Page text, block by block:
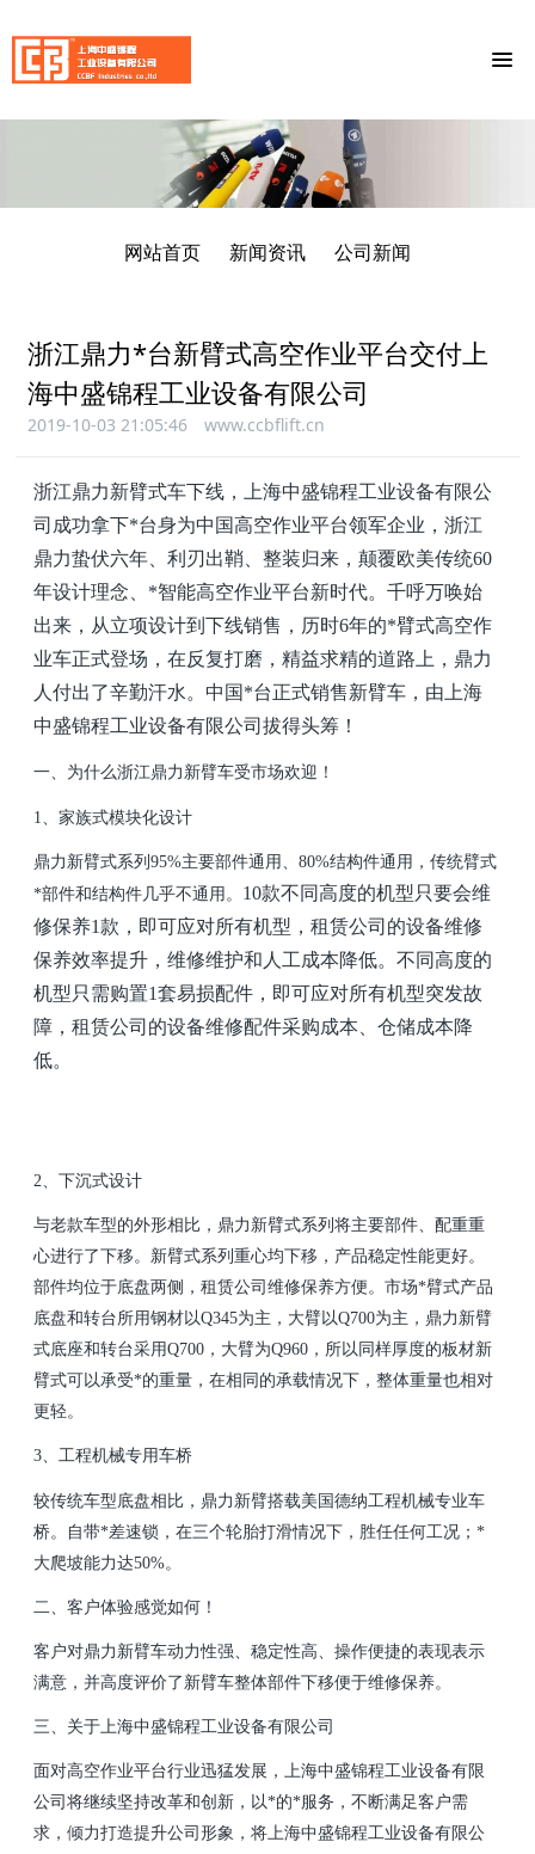
网站首页 新闻资讯 公司新闻
浙江鼎力*台新臂式高空作业平台交付上
海中盛锦程工业设备有限公司
2019-10-03 21:05:46 www.ccbflift.cn
浙江鼎力新臂式车下线，
上海中盛锦程工业设备有限公
司 成功拿下*台身为中国高空作业平台领军企业，浙江
鼎力蛰伏六年、利刃出鞘、整装归来，颠覆欧美传统60
年设计理念、*智能高空作业平台新时代。千呼万唤始
出来，从立项设计到下线销售，历时6年的*臂式高空作
业车正式登场，在反复打磨，精益求精的道路上，鼎力
人付出了辛勤汗水。中国*台正式销售新臂车，由 上海
中盛锦程工业设备有限公司拔得头筹！
一、为什么浙江鼎力新臂车受市场欢迎！
1、家族式模块化设计
鼎力新臂式系列95%主要部件通用、80%结构件通用，传统臂式
*部件和结构件几乎不通用。 10款不同高度的机型只要会维
修保养1款，即可应对所有机型，租赁公司的设备维修
保养效率提升，维修维护和人工成本降低。不同高度的
机型只需购置1套易损配件，即可应对所有机型突发故
障，租赁公司的设备维修配件采购成本、仓储成本降
低。
2、下沉式设计
与老款车型的外形相比，鼎力新臂式系列将主要部件、配重重
心进行了下移。新臂式系列重心均下移，产品稳定性能更好。
部件均位于底盘两侧，租赁公司维修保养方便。市场*臂式产品
底盘和转台所用钢材以Q345为主，大臂以Q700为主，鼎力新臂
式底座和转台采用Q700，大臂为Q960，所以同样厚度的板材新
臂式可以承受*的重量，在相同的承载情况下，整体重量也相对
更轻。
3、工程机械专用车桥
较传统车型底盘相比，鼎力新臂搭载美国德纳工程机械专业车
桥。自带*差速锁，在三个轮胎打滑情况下，胜任任何工况；*
大爬坡能力达50%。
二、客户体验感觉如何！
客户对鼎力新臂车动力性强、稳定性高、操作便捷的表现表示
满意，并高度评价了新臂车整体部件下移便于维修保养。
三、关于上海中盛锦程工业设备有限公司
面对高空作业平台行业迅猛发展，上海中盛锦程工业设备有限
公司将继续坚持改革和创新，以*的*服务，不断满足客户需
求，倾力打造提升公司形象，将上海中盛锦程工业设备有限公